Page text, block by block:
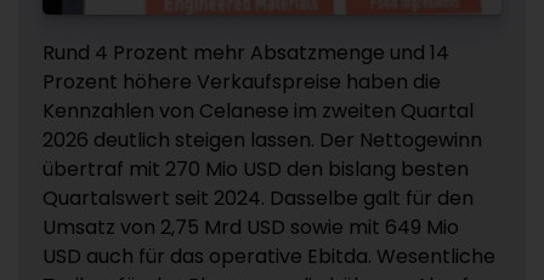
Rund 4 Prozent mehr Absatzmenge und 14
Prozent höhere Verkaufspreise haben die
Kennzahlen von Celanese im zweiten Quartal
2026 deutlich steigen lassen. Der Nettogewinn
übertraf mit 270 Mio USD den bislang besten
Quartalswert seit 2024. Dasselbe galt für den
Umsatz von 2,75 Mrd USD sowie mit 649 Mio
USD auch für das operative Ebitda. Wesentliche